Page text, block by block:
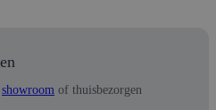
showroom of thuisbezorgen